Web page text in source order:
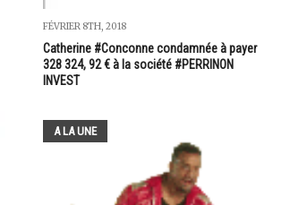
FÉVRIER 8TH, 2018
Catherine #Conconne condamnée à payer
328 324, 92 € à la société #PERRINON
INVEST
A LA UNE